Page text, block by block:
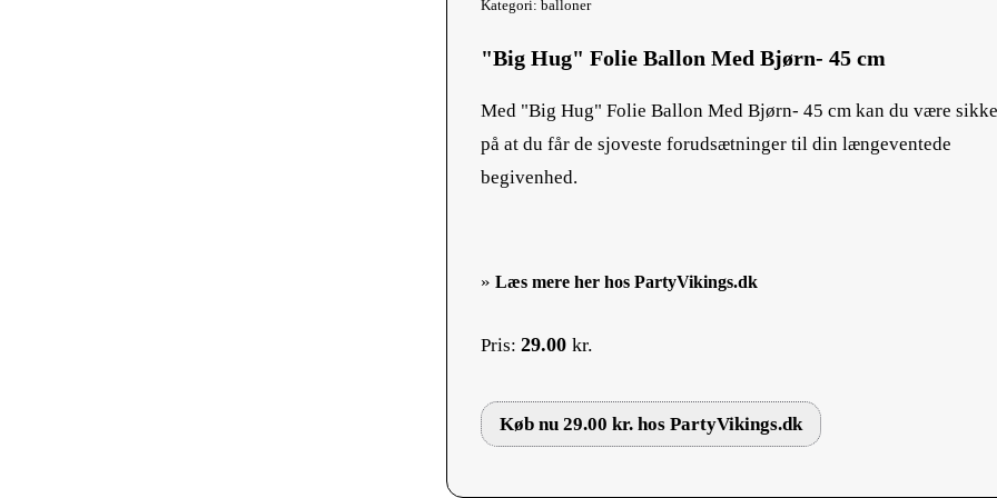
Kategori: balloner
"Big Hug" Folie Ballon Med Bjørn- 45 cm
Med "Big Hug" Folie Ballon Med Bjørn- 45 cm kan du være
på at du får de sjoveste forudsætninger til din længeventede
begivenhed.
» Læs mere her hos PartyVikings.dk
Pris: 29.00 kr.
Køb nu 29.00 kr. hos PartyVikings.dk